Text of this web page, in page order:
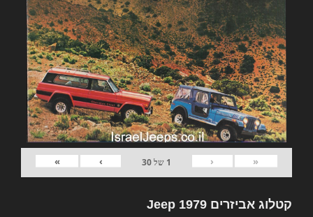
«
‹
1 של30
›
»
קטלוג אביזרים 1979 Jeep